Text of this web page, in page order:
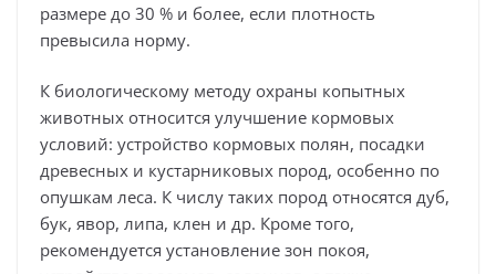
размере до 30 % и более, если плотность
превысила норму.
К биологическому методу охраны копытных
животных относится улучшение кормовых
условий: устройство кормовых полян, посадки
древесных и кустарниковых пород, особенно по
опушкам леса. К числу таких пород относятся дуб,
бук, явор, липа, клен и др. Кроме того,
рекомендуется установление зон покоя,